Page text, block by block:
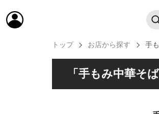
トップ お店から探す 手
「手もみ中華そ